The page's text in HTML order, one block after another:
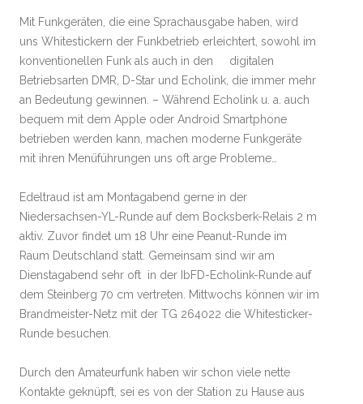
Mit Funkgeräten, die eine Sprachausgabe haben, wird
uns Whitestickern der Funkbetrieb erleichtert, sowohl im
konventionellen Funk als auch in den digitalen
Betriebsarten DMR, D-Star und Echolink, die immer mehr
an Bedeutung gewinnen. – Während Echolink u. a. auch
bequem mit dem Apple oder Android Smartphone
betrieben werden kann, machen moderne Funkgeräte
mit ihren Menüführungen uns oft arge Probleme…
Edeltraud ist am Montagabend gerne in der
Niedersachsen-YL-Runde auf dem Bocksberk-Relais 2 m
aktiv. Zuvor findet um 18 Uhr eine Peanut-Runde im
Raum Deutschland statt. Gemeinsam sind wir am
Dienstagabend sehr oft in der IbFD-Echolink-Runde auf
dem Steinberg 70 cm vertreten. Mittwochs können wir im
Brandmeister-Netz mit der TG 264022 die Whitesticker-
Runde besuchen.
Durch den Amateurfunk haben wir schon viele nette
Kontakte geknüpft, sei es von der Station zu Hause aus